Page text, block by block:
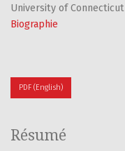
University of Connecticut
Biographie
PDF (English)
Résumé